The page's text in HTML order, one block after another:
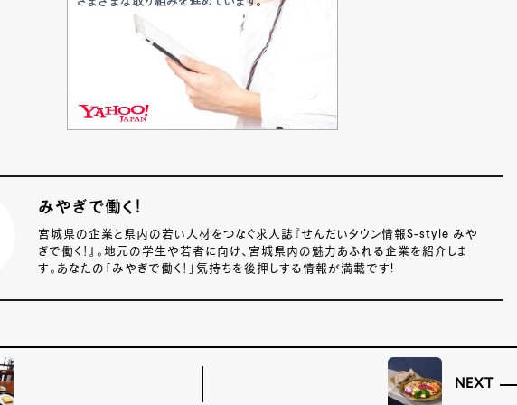
みやぎで働く！
宮城県の企業と県内の若い人材をつなぐ求人誌『せんだいタウン情報S-style みや
ぎで働く！』。地元の学生や若者に向け、宮城県内の魅力あふれる企業を紹介しま
す。あなたの「みやぎで働く！」気持ちを後押しする情報が満載です!
NEXT